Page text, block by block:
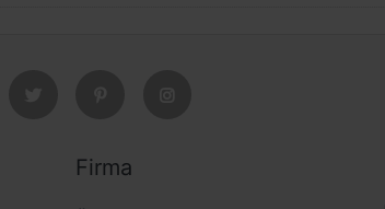
Firma